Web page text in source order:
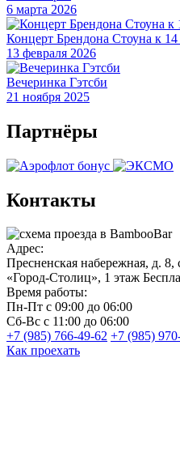
6 марта 2026
Концерт Брендона Стоуна к 14
13 февраля 2026
Вечеринка Гэтсби
21 ноября 2025
Партнёры
Контакты
Адрес:
Пресненская набережная, д. 8,
«Город-Столиц», 1 этаж
Время работы:
Пн-Пт с 09:00 до 06:00
Сб-Вс с 11:00 до 06:00
+7 (985) 766-49-62 +7 (985)
Как проехать